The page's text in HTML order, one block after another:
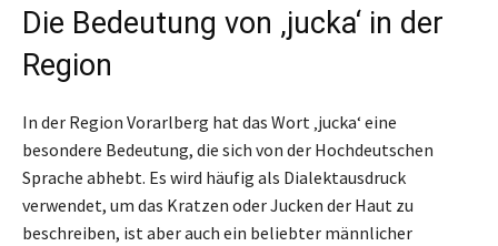
Die Bedeutung von ‚jucka‘ in der
Region
In der Region Vorarlberg hat das Wort ‚jucka‘ eine
besondere Bedeutung, die sich von der Hochdeutschen
Sprache abhebt. Es wird häufig als Dialektausdruck
verwendet, um das Kratzen oder Jucken der Haut zu
beschreiben, ist aber auch ein beliebter männlicher